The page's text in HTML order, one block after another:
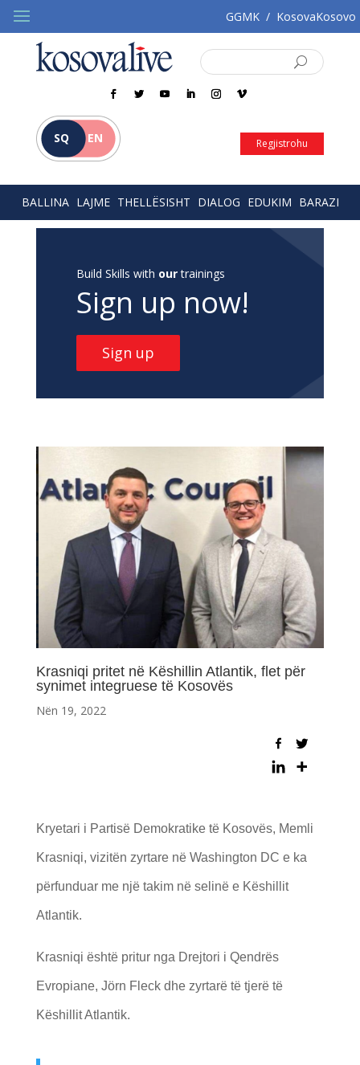
GGMK / KosovaKosovo
SQ EN Regjistrohu
BALLINA LAJME THELLËSISHT DIALOG EDUKIM BARAZI
Build Skills with ourtrainings
Sign up now!
Sign up
Krasniqi pritet në Këshillin Atlantik, flet për
synimet integruese të Kosovës
Nën 19, 2022
Kryetari i Partisë Demokratike të Kosovës, Memli
Krasniqi, vizitën zyrtare në Washington DC e ka
përfunduar me një takim në selinë e Këshillit
Atlantik.
Krasniqi është pritur nga Drejtori i Qendrës
Evropiane, Jörn Fleck dhe zyrtarë të tjerë të
Këshillit Atlantik.